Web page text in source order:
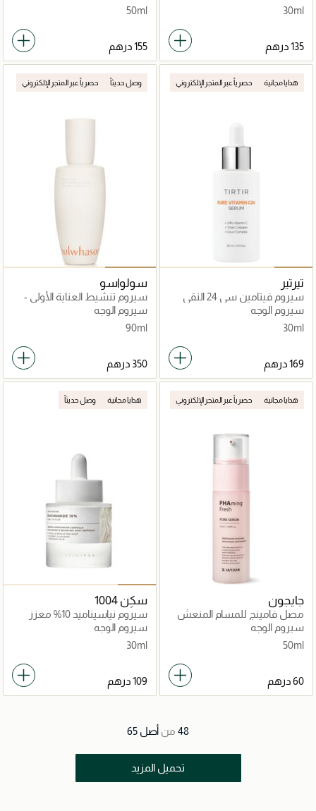
30ml
50ml
هدايا مجانية حصرياً عبر المتجر الإلكتروني
تيرتير
سيروم فيتامين سي 24 النقي
سيروم الوجه
30ml
وصل حديثاً حصرياً عبر المتجر الإلكتروني
سولواسو
سيروم تنشيط العناية الأولى -
سيروم الوجه
90ml
هدايا مجانية حصرياً عبر المتجر الإلكتروني
جايجون
مصل فامينج للمسام المنعش
سيروم الوجه
50ml
هدايا مجانية وصل حديثاً
سكِن 1004
سيروم نياسيناميد 10% معزز
للإشراقة
سيروم الوجه
30ml
48 من أصل
تحميل المزيد